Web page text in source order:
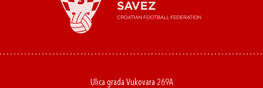
Ulica grada Vukovara 269A